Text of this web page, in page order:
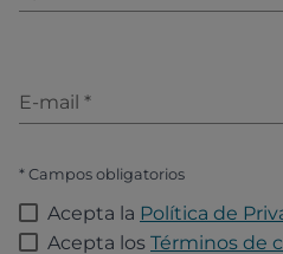
E-mail *
* Campos obligatorios
Acepta la Política de
Acepta los Términos de